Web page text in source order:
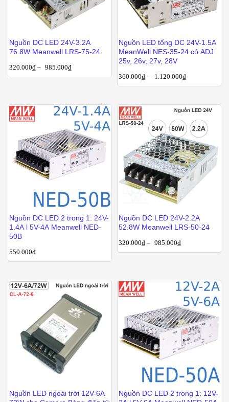
Nguồn DC LED 24V-3.2A
76.8W Meanwell LRS-75-24
320.000₫ – 985.000₫
Nguồn LED tổng DC 24V-1.5A
MeanWell NES-35-24 có ADJ
25v, 26v, 27v, 28V
360.000₫ – 1.120.000₫
Nguồn DC LED 2 trong 1: 24V-
1.4A l 5V-4A Meanwell NED-
50B
550.000₫
Nguồn DC LED 24V-2.2A
52.8W Meanwell LRS-50-24
320.000₫ – 985.000₫
Nguồn LED ngoài trời 12V-6A
Nguồn DC LED 2 trong 1: 12V-